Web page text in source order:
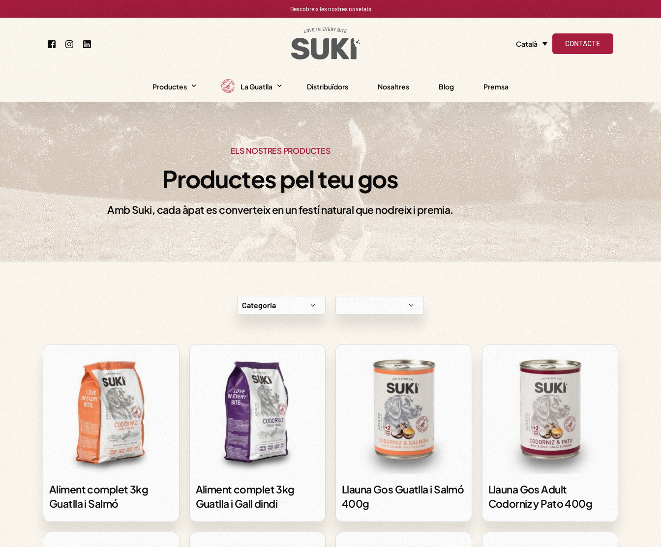
Català CONTACTE
Productes
Productes Gos
Productes Gat
La Guatlla
Beneficis de la guatlla per a gossos
Carn de guatlla per a gossos
Carn de guatlla per a gats
Distribuïdors Nosaltres Blog Premsa
ELS NOSTRES PRODUCTES
Productes pel teu gos
Amb Suki, cada àpat es converteix en un festí natural que nodreix i premia.
Aliment complet 3kg
Guatlla i Salmó
Aliment complet 3kg
Guatlla i Gall dindi
Llauna Gos Guatlla i Salmó
400g
Llauna Gos Adult
Codorniz y Pato 400g